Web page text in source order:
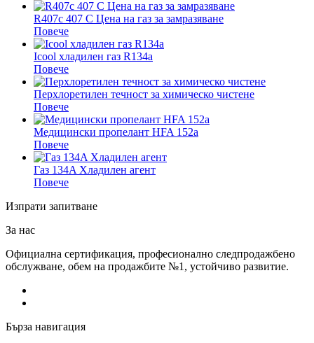
R407c 407 C Цена на газ за замразяване
Повече
Icool хладилен газ R134a
Повече
Перхлоретилен течност за химическо чистене
Повече
Медицински пропелант HFA 152a
Повече
Газ 134A Хладилен агент
Повече
Изпрати запитване
За нас
Официална сертификация, професионално следпродажбено
обслужване, обем на продажбите №1, устойчиво развитие.
Бърза навигация